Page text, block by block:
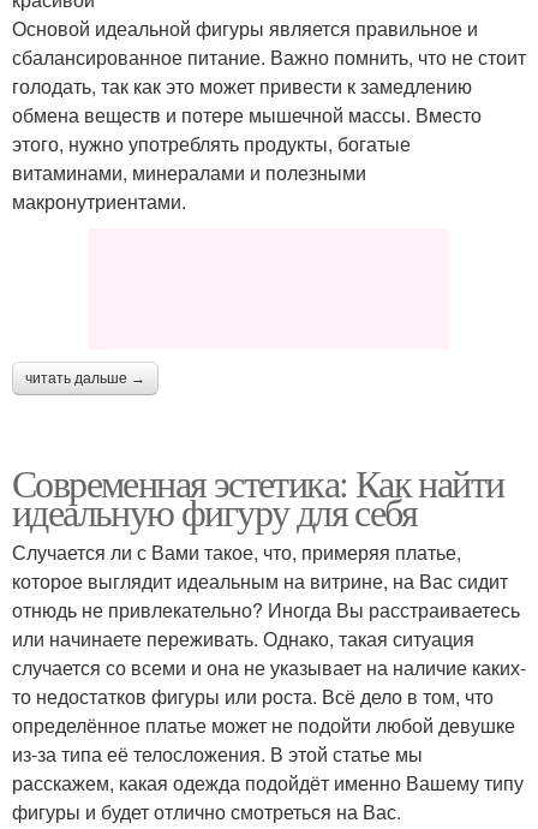
Основой идеальной фигуры является правильное и
сбалансированное питание. Важно помнить, что не стоит
голодать, так как это может привести к замедлению
обмена веществ и потере мышечной массы. Вместо
этого, нужно употреблять продукты, богатые
витаминами, минералами и полезными
макронутриентами.
читать дальше →
Современная эстетика: Как найти
идеальную фигуру для себя
Случается ли с Вами такое, что, примеряя платье,
которое выглядит идеальным на витрине, на Вас сидит
отнюдь не привлекательно? Иногда Вы расстраиваетесь
или начинаете переживать. Однако, такая ситуация
случается со всеми и она не указывает на наличие каких-
то недостатков фигуры или роста. Всё дело в том, что
определённое платье может не подойти любой девушке
из-за типа её телосложения. В этой статье мы
расскажем, какая одежда подойдёт именно Вашему типу
фигуры и будет отлично смотреться на Вас.